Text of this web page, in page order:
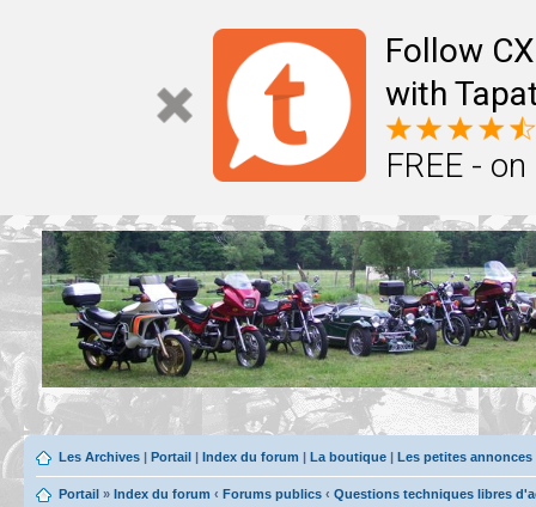
Follow
with
FREE -
Les Archives | Portail | Index du forum | La boutique | Les petites
Portail » Index du forum ‹ Forums publics ‹ Questions techniques libres